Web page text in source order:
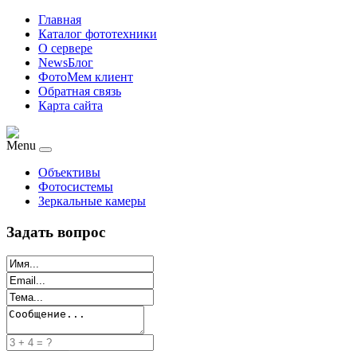
Главная
Каталог фототехники
О сервере
NewsБлог
ФотоМем клиент
Обратная связь
Карта сайта
Menu
Объективы
Фотосистемы
Зеркальные камеры
Задать вопрос